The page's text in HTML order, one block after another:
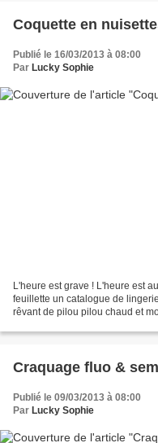
Coquette en
Publié le 16/03/2013 à 08:00
Par Lucky Sophie
L'heure est grave ! L'heure est
feuillette un catalogue de
rêvant de pilou pilou chaud et
Craquage fluo &
Publié le 09/03/2013 à 08:00
Par Lucky Sophie